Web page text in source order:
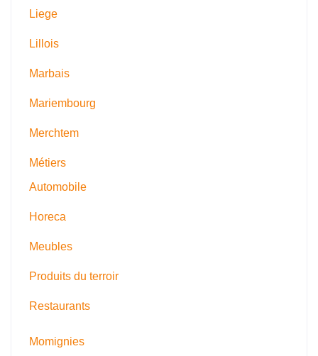
Liege
Lillois
Marbais
Mariembourg
Merchtem
Métiers
Automobile
Horeca
Meubles
Produits du terroir
Restaurants
Momignies